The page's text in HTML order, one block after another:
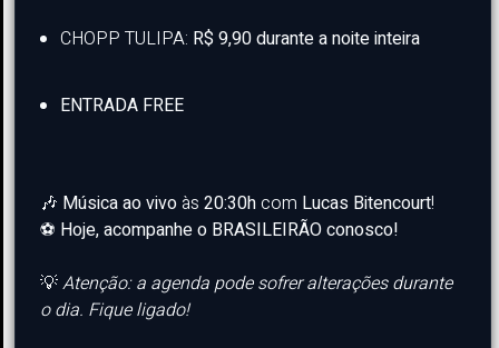
CHOPP TULIPA: R$ 9,90 durante a noite inteira
ENTRADA FREE
🎶 Música ao vivoàs 20:30hcom Lucas Bitencourt!
⚽️ Hoje, acompanhe o BRASILEIRÃO conosco!
💡Atenção: a agenda pode sofrer alterações durante
o dia. Fique ligado!